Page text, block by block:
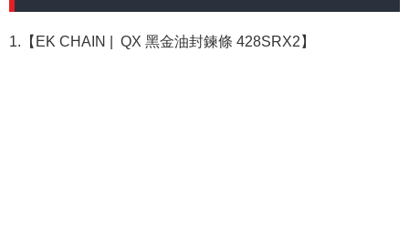
1.【EK CHAIN | QX 黑金油封鍊條 428SRX2】